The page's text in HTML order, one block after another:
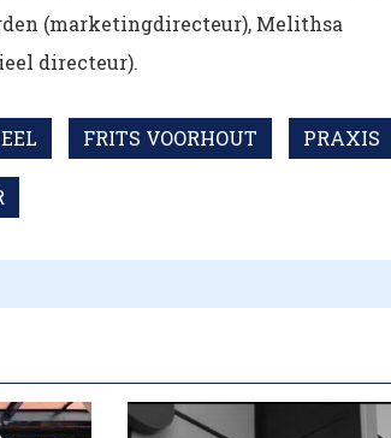
(marketingdirecteur), Melithsa
directeur).
FRITS VOORHOUT PRAXIS